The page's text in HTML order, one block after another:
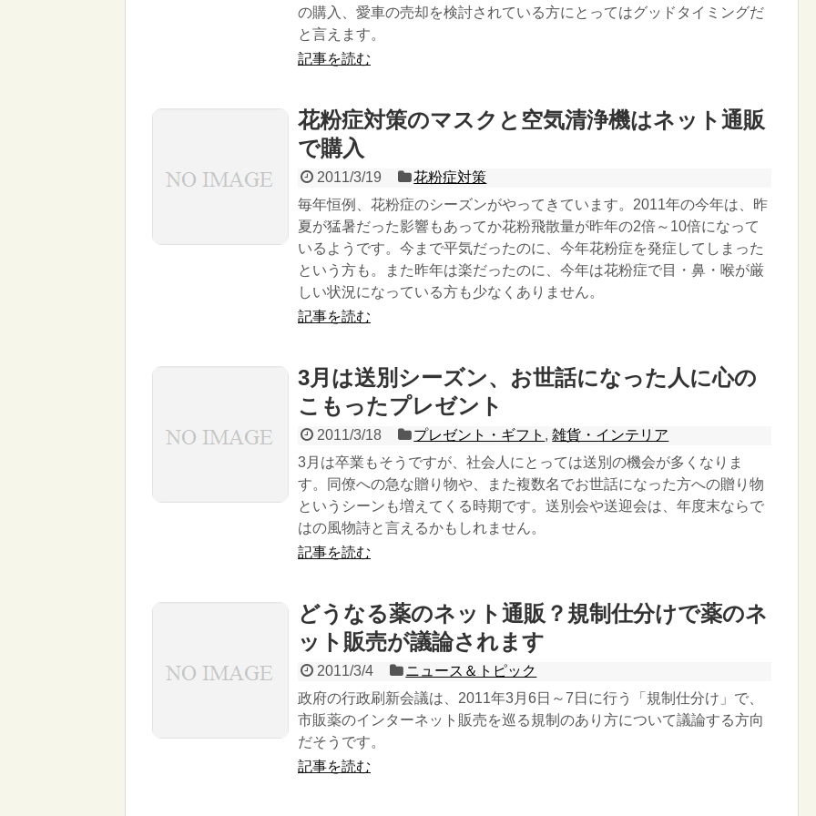
の購入、愛車の売却を検討されている方にとってはグッドタイミングだ
と言えます。
記事を読む
花粉症対策のマスクと空気清浄機はネット通販
で購入
2011/3/19
花粉症対策
毎年恒例、花粉症のシーズンがやってきています。2011年の今年は、昨
夏が猛暑だった影響もあってか花粉飛散量が昨年の2倍～10倍になって
いるようです。今まで平気だったのに、今年花粉症を発症してしまった
という方も。また昨年は楽だったのに、今年は花粉症で目・鼻・喉が厳
しい状況になっている方も少なくありません。
記事を読む
3月は送別シーズン、お世話になった人に心の
こもったプレゼント
2011/3/18 プレゼント・ギフト ,雑貨・インテリア
3月は卒業もそうですが、社会人にとっては送別の機会が多くなりま
す。同僚への急な贈り物や、また複数名でお世話になった方への贈り物
というシーンも増えてくる時期です。送別会や送迎会は、年度末ならで
はの風物詩と言えるかもしれません。
記事を読む
どうなる薬のネット通販？規制仕分けで薬のネ
ット販売が議論されます
2011/3/4
ニュース＆トピック
政府の行政刷新会議は、2011年3月6日～7日に行う「規制仕分け」で、
市販薬のインターネット販売を巡る規制のあり方について議論する方向
だそうです。
記事を読む